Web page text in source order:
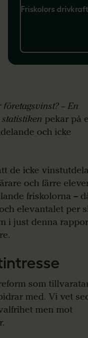
Friskolors
– En
pekar på
och icke
de icke
och färre
friskolorna –
elevantalet per
i just denna
som
med. Vi vet
men mot